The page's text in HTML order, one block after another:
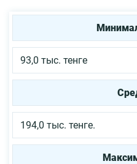
93,0 тыс. тенге
194,0 тыс. тенге.